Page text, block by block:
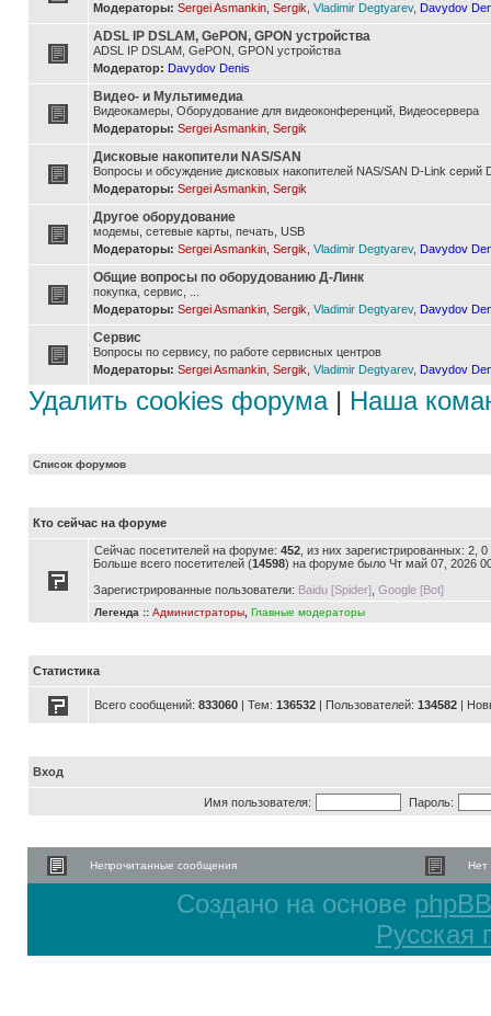
Модераторы: Sergei Asmankin Sergik Vladimir Degtyarev, Davydov
ADSL IP DSLAM, GePON, GPON устройства
ADSL IP DSLAM, GePON, GPON устройства
Модератор: Davydov Denis
Видео- и Мультимедиа
Видеокамеры, Оборудование для видеоконференций, Видеосервера
Модераторы: Sergei Asmankin Sergik
Дисковые накопители NAS/SAN
Вопросы и обсуждение дисковых накопителей NAS/SAN D-Link серий
Модераторы: Sergei Asmankin Sergik
Другое оборудование
модемы, сетевые карты, печать, USB
Модераторы: Sergei Asmankin Sergik Vladimir Degtyarev, Davydov
Общие вопросы по оборудованию Д-Линк
покупка, сервис, ...
Модераторы: Sergei Asmankin Sergik Vladimir Degtyarev, Davydov
Сервис
Вопросы по сервису, по работе сервисных центров
Модераторы: Sergei Asmankin Sergik Vladimir Degtyarev, Davydov
Удалить cookies форума| Наша
Список форумов
Кто сейчас на форуме
Сейчас посетителей на форуме: 452 , из них зарегистрированных: 2,
Больше всего посетителей (14598) на форуме было Чт май 07, 2026
Зарегистрированные пользователи: Baidu [Spider] Google [Bot]
Легенда :: Администраторы Главные модераторы
Статистика
Всего сообщений: 833060 | Тем: 136532 | Пользователей: 134582 |
Вход
Имя пользователя: Пароль:
Непрочитанные сообщения Нет
Создано на основе phpBB
Русская